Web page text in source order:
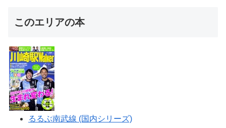
このエリアの本
るるぶ南武線 (国内シリーズ)